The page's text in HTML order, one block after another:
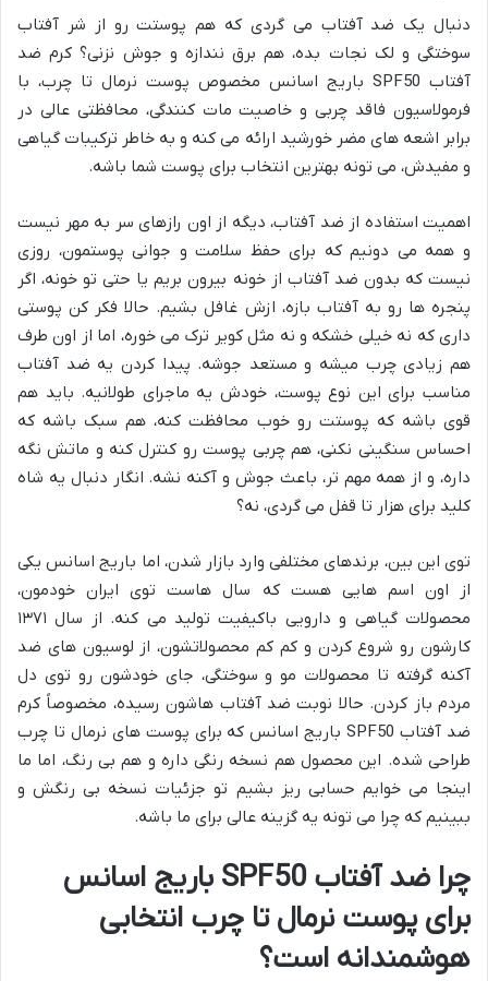
دنبال یک ضد آفتاب می گردی که هم پوستت رو از شر آفتاب
سوختگی و لک نجات بده، هم برق نندازه و جوش نزنی؟ کرم ضد
آفتاب SPF50 باریج اسانس مخصوص پوست نرمال تا چرب، با
فرمولاسیون فاقد چربی و خاصیت مات کنندگی، محافظتی عالی در
برابر اشعه های مضر خورشید ارائه می کنه و به خاطر ترکیبات گیاهی
و مفیدش، می تونه بهترین انتخاب برای پوست شما باشه.
اهمیت استفاده از ضد آفتاب، دیگه از اون رازهای سر به مهر نیست
و همه می دونیم که برای حفظ سلامت و جوانی پوستمون، روزی
نیست که بدون ضد آفتاب از خونه بیرون بریم یا حتی تو خونه، اگر
پنجره ها رو به آفتاب بازه، ازش غافل بشیم. حالا فکر کن پوستی
داری که نه خیلی خشکه و نه مثل کویر ترک می خوره، اما از اون طرف
هم زیادی چرب میشه و مستعد جوشه. پیدا کردن یه ضد آفتاب
مناسب برای این نوع پوست، خودش یه ماجرای طولانیه. باید هم
قوی باشه که پوستت رو خوب محافظت کنه، هم سبک باشه که
احساس سنگینی نکنی، هم چربی پوست رو کنترل کنه و ماتش نگه
داره، و از همه مهم تر، باعث جوش و آکنه نشه. انگار دنبال یه شاه
کلید برای هزار تا قفل می گردی، نه؟
توی این بین، برندهای مختلفی وارد بازار شدن، اما باریج اسانس یکی
از اون اسم هایی هست که سال هاست توی ایران خودمون،
محصولات گیاهی و دارویی باکیفیت تولید می کنه. از سال ۱۳۷۱
کارشون رو شروع کردن و کم کم محصولاتشون، از لوسیون های ضد
آکنه گرفته تا محصولات مو و سوختگی، جای خودشون رو توی دل
مردم باز کردن. حالا نوبت ضد آفتاب هاشون رسیده، مخصوصاً کرم
ضد آفتاب SPF50 باریج اسانس که برای پوست های نرمال تا چرب
طراحی شده. این محصول هم نسخه رنگی داره و هم بی رنگ، اما ما
اینجا می خوایم حسابی ریز بشیم تو جزئیات نسخه بی رنگش و
ببینیم که چرا می تونه یه گزینه عالی برای ما باشه.
چرا ضد آفتابSPF50 باریج اسانس
برای پوست نرمال تا چرب انتخابی
هوشمندانه است؟